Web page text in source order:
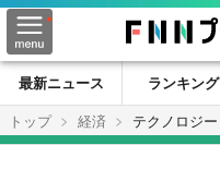
最新ニュース ランキング
トップ
経済 テクノロジー